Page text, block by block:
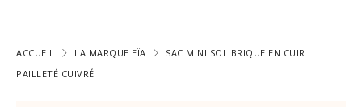
ACCUEIL LA MARQUE EÏA
SAC MINI SOL BRIQUE EN CUIR
PAILLETÉ CUIVRÉ